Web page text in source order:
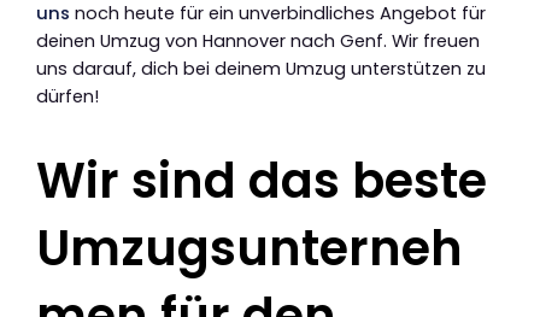
uns noch heute für ein unverbindliches Angebot für
deinen Umzug von Hannover nach Genf. Wir freuen
uns darauf, dich bei deinem Umzug unterstützen zu
dürfen!
Wir sind das beste
Umzugsunterneh